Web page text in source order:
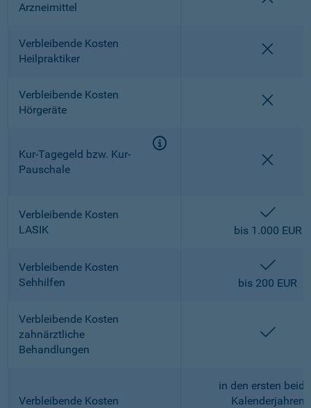
Arzneimittel
Verbleibende Kosten
Heilpraktiker
Verbleibende Kosten
Hörgeräte
Kur-Tagegeld bzw. Kur-
Pauschale
Verbleibende Kosten
LASIK
bis 1.000 EUR
Verbleibende Kosten
Sehhilfen
bis 200 EUR
Verbleibende Kosten
zahnärztliche
Behandlungen
Verbleibende Kosten
in den ersten
Kalenderjahren